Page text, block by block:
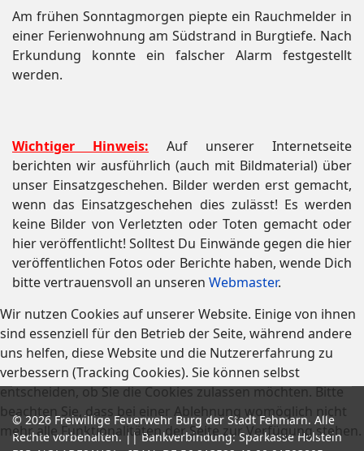
Am frühen Sonntagmorgen piepte ein Rauchmelder in
einer Ferienwohnung am Südstrand in Burgtiefe. Nach
Erkundung konnte ein falscher Alarm festgestellt
werden.
Wichtiger Hinweis: Auf unserer Internetseite
berichten wir ausführlich (auch mit Bildmaterial) über
unser Einsatzgeschehen. Bilder werden erst gemacht,
wenn das Einsatzgeschehen dies zulässt! Es werden
keine Bilder von Verletzten oder Toten gemacht oder
hier veröffentlicht! Solltest Du Einwände gegen die hier
veröffentlichen Fotos oder Berichte haben, wende Dich
bitte vertrauensvoll an unseren Webmaster.
© 2026 Freiwillige Feuerwehr Burg der Stadt Fehmarn. Alle
Rechte vorbehalten. || Bankverbindung: Sparkasse Holstein
Wir nutzen Cookies auf unserer Website. Einige von ihnen
sind essenziell für den Betrieb der Seite, während andere
uns helfen, diese Website und die Nutzererfahrung zu
verbessern (Tracking Cookies). Sie können selbst
entscheiden, ob Sie die Cookies zulassen möchten. Bitte
beachten Sie, dass bei einer Ablehnung womöglich nicht
mehr alle Funktionalitäten der Seite zur Verfügung stehen.